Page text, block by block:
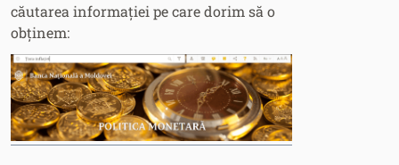
căutarea informației pe care dorim să o
obținem: